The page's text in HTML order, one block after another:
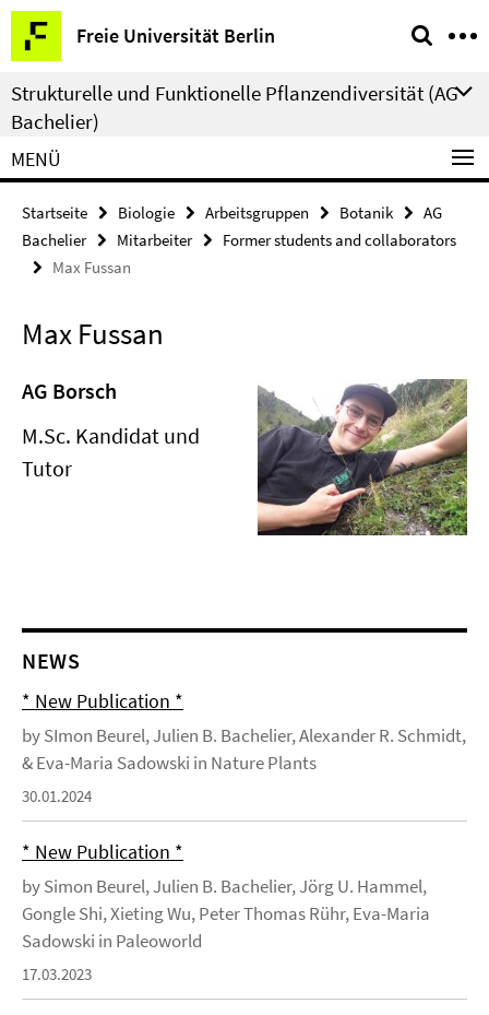
Springe
direkt
zu
Inhalt
Freie Universität Berlin
Service-
Navigation
Strukturelle und Funktionelle Pflanzendiversität (AG
Bachelier)
MENÜ
Startseite Biologie Arbeitsgruppen Botanik
AG
Bachelier
Mitarbeiter
Former students and collaborators
Max Fussan
Max Fussan
AG Borsch
M.Sc. Kandidat und
Tutor
NEWS
* New Publication *
by SImon Beurel, Julien B. Bachelier, Alexander R. Schmidt,
& Eva-Maria Sadowski in Nature Plants
30.01.2024
* New Publication *
by Simon Beurel, Julien B. Bachelier, Jörg U. Hammel,
Gongle Shi, Xieting Wu, Peter Thomas Rühr, Eva-Maria
Sadowski in Paleoworld
17.03.2023